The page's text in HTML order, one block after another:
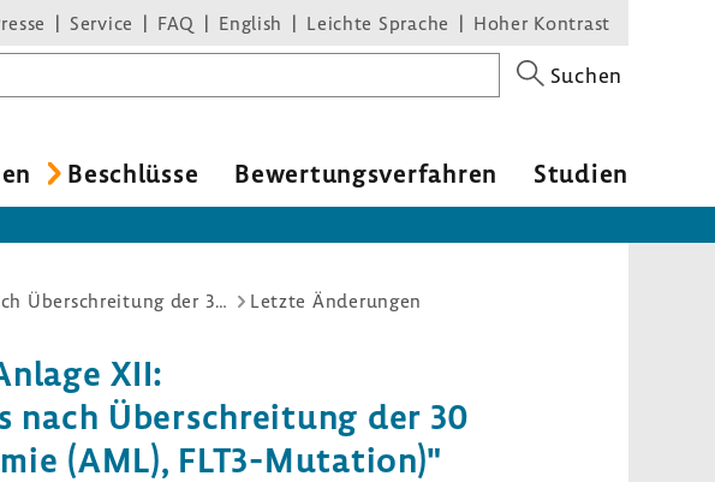
Service FAQ English Leichte Sprache Hoher Kontrast
Suchen
Beschlüsse Bewer­tungs­ver­fahren Studien
Arzneimittel-Richtlinie/Anlage XII: Midostaurin (Neubewertung eines Orphan Drugs nach Überschreitung der 30 Millionen-Euro-Grenze: akute myeloische Leukämie (AML), FLT3-Mutation)
Letzte Änderungen
XII:
Über­schrei­tung der 30
(AML), FLT3-​Mutation)"